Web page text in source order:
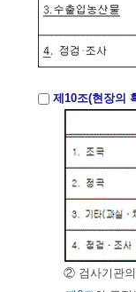
제10조(현장의
② 검사기관의